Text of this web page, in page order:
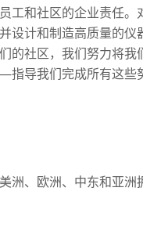
工和社区的企业责任
设计和制造高质量的
的社区，我们努力将
导我们完成所有这些
洲、欧洲、中东和亚